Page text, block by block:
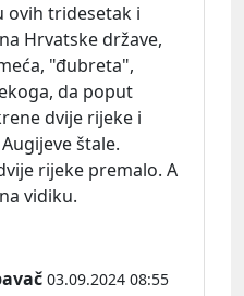
ovih tridesetak i
Hrvatske države,
"đubreta",
da poput
dvije rijeke i
štale.
rijeke premalo. A
vidiku.
03.09.2024 08:55